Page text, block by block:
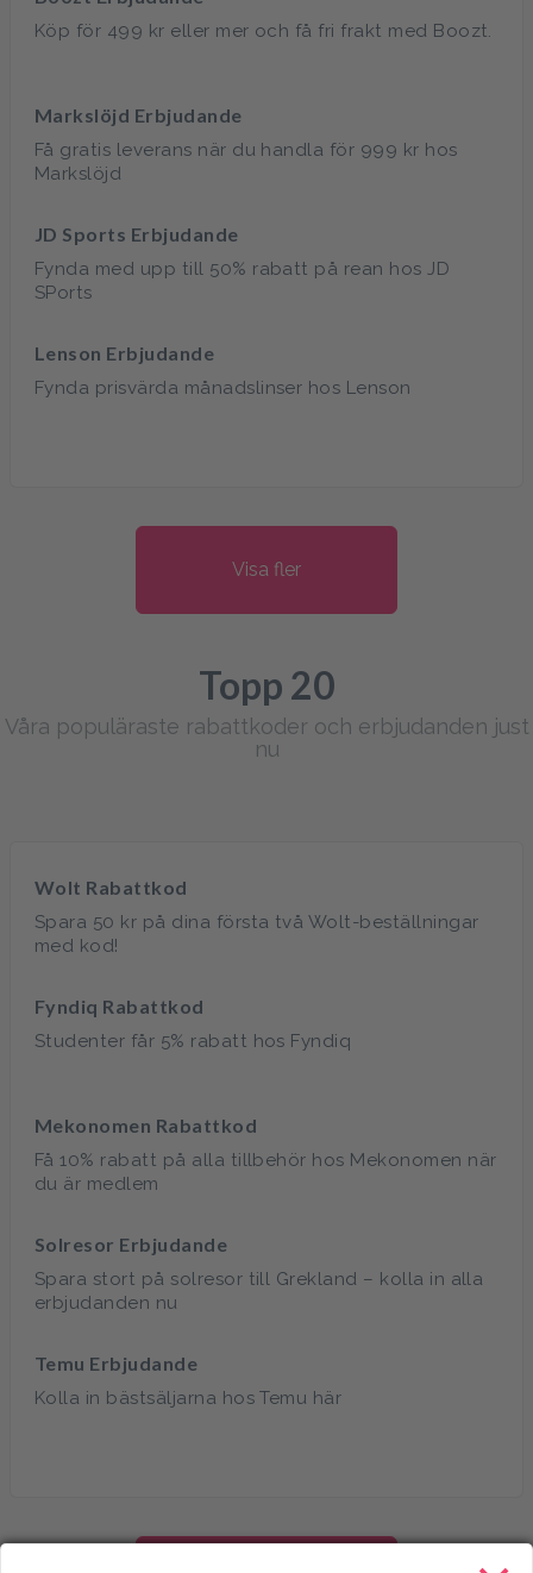
Köp för 499 kr eller mer och få fri frakt med Boozt.
Markslöjd Erbjudande
Få gratis leverans när du handla för 999 kr hos
Markslöjd
JD Sports Erbjudande
Fynda med upp till 50% rabatt på rean hos JD
SPorts
Lenson Erbjudande
Fynda prisvärda månadslinser hos Lenson
Visa fler
Topp 20
Våra populäraste rabattkoder och erbjudanden just
nu
Wolt Rabattkod
Spara 50 kr på dina första två Wolt-beställningar
med kod!
Fyndiq Rabattkod
Studenter får 5% rabatt hos Fyndiq
Mekonomen Rabattkod
Få 10% rabatt på alla tillbehör hos Mekonomen när
du är medlem
Solresor Erbjudande
Spara stort på solresor till Grekland – kolla in alla
erbjudanden nu
Temu Erbjudande
Kolla in bästsäljarna hos Temu här